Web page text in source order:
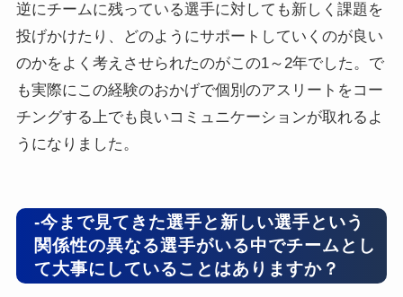
逆にチームに残っている選手に対しても新しく課題を
投げかけたり、どのようにサポートしていくのが良い
のかをよく考えさせられたのがこの1～2年でした。で
も実際にこの経験のおかげで個別のアスリートをコー
チングする上でも良いコミュニケーションが取れるよ
うになりました。
-今まで見てきた選手と新しい選手という
関係性の異なる選手がいる中でチームとし
て大事にしていることはありますか？